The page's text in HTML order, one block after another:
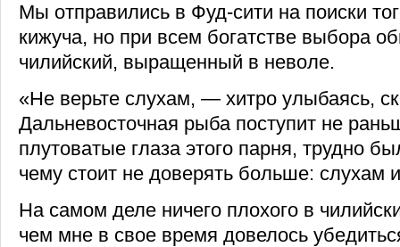
Мы отправились в Фуд-сити на поиски
кижуча, но при всем богатстве выбора
чилийский, выращенный в неволе.
«Не верьте слухам, — хитро улыбаясь,
Дальневосточная рыба поступит не
плутоватые глаза этого парня, трудно
чему стоит не доверять больше: слухам
На самом деле ничего плохого в
чем мне в свое время довелось